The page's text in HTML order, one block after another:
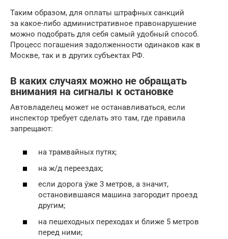
Таким образом, для оплаты штрафных санкций
за какое-либо административное правонарушение
можно подобрать для себя самый удобный способ.
Процесс погашения задолженности одинаков как в
Москве, так и в других субъектах РФ.
В каких случаях можно не обращать
внимания на сигналы к остановке
Автовладелец может не останавливаться, если
инспектор требует сделать это там, где правила
запрещают:
на трамвайных путях;
на ж/д переездах;
если дорога у́же 3 метров, а значит,
остановившаяся машина загородит проезд
другим;
на пешеходных переходах и ближе 5 метров
перед ними;